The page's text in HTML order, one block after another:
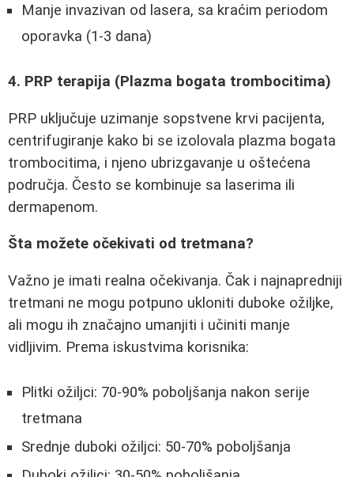
Manje invazivan od lasera, sa kraćim periodom
oporavka (1-3 dana)
4. PRP terapija (Plazma bogata trombocitima)
PRP uključuje uzimanje sopstvene krvi pacijenta,
centrifugiranje kako bi se izolovala plazma bogata
trombocitima, i njeno ubrizgavanje u oštećena
područja. Često se kombinuje sa laserima ili
dermapenom.
Šta možete očekivati od tretmana?
Važno je imati realna očekivanja. Čak i najnapredniji
tretmani ne mogu potpuno ukloniti duboke ožiljke,
ali mogu ih značajno umanjiti i učiniti manje
vidljivim. Prema iskustvima korisnika:
Plitki ožiljci: 70-90% poboljšanja nakon serije
tretmana
Srednje duboki ožiljci: 50-70% poboljšanja